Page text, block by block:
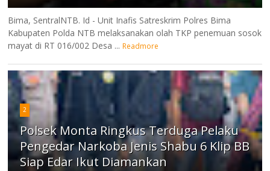
Bima, SentralNTB. Id - Unit Inafis Satreskrim Polres Bima
Kabupaten Polda NTB melaksanakan olah TKP penemuan sosok
mayat di RT 016/002 Desa ... Readmore
2
Polsek Monta Ringkus Terduga Pelaku
Pengedar Narkoba Jenis Shabu 6 Klip BB
Siap Edar Ikut Diamankan